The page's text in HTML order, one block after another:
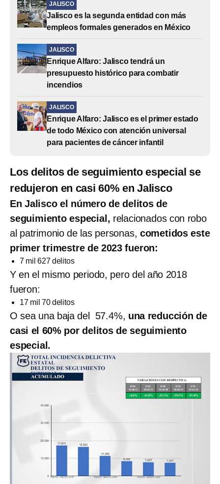
JALISCO
Jalisco es la segunda entidad con más
empleos formales generados en México
JALISCO
Enrique Alfaro: Jalisco tendrá un
presupuesto histórico para combatir
incendios
JALISCO
Enrique Alfaro: Jalisco es el primer estado
de todo México con atención universal
para pacientes de cáncer infantil
Los delitos de seguimiento especial se
redujeron en casi 60% en Jalisco
En Jalisco el número de delitos de
seguimiento especial, relacionados con robo
al patrimonio de las personas, cometidos este
primer trimestre de 2023 fueron:
7 mil 627 delitos
Y en el mismo periodo, pero del año 2018
fueron:
17 mil 70 delitos
O sea una baja del 57.4%, una reducción de
casi el 60% por delitos de seguimiento
especial.